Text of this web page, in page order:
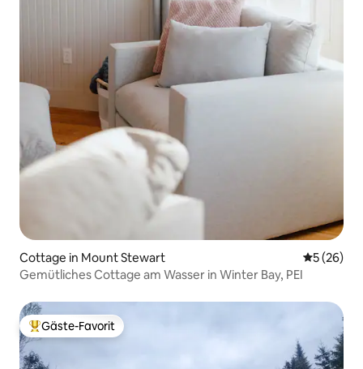
Cottage in Mount Stewart
5 (26)
Gemütliches Cottage am Wasser in Winter Bay, PEI
Beliebter Gäste-Favorit.
Gäste-Favorit